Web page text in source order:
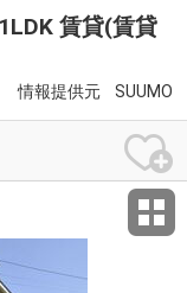
賃貸(賃貸
情報提供元 SUUMO